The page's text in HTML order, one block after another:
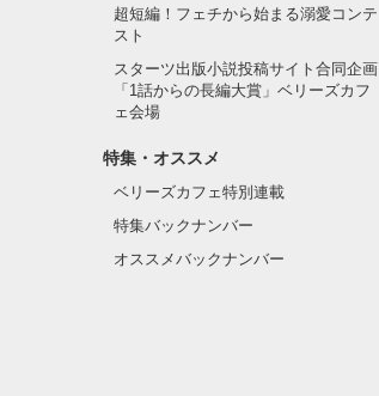
超短編！フェチから始まる溺愛コンテ
スト
スターツ出版小説投稿サイト合同企画
「1話からの長編大賞」ベリーズカフ
ェ会場
特集・オススメ
ベリーズカフェ特別連載
特集バックナンバー
オススメバックナンバー